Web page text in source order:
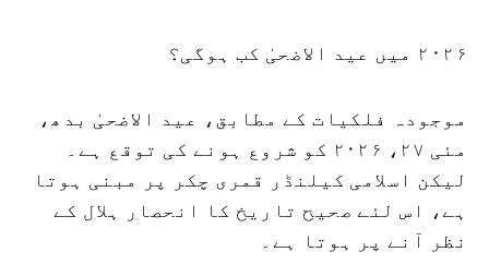
۲۰۲۶ میں عید الاضحیٰ کب ہوگی؟
موجودہ فلکیات کے مطابق، عید الاضحیٰ بدھ،
مئی ۲۷، ۲۰۲۶ کو شروع ہونے کی توقع ہے۔
لیکن اسلامی کیلنڈر قمری چکر پر مبنی ہوتا
ہے، اس لئے صحیح تاریخ کا انحصار ہلال کے
نظر آنے پر ہوتا ہے۔